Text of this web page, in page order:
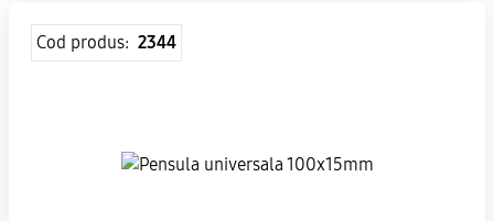
Cod produs: 2344